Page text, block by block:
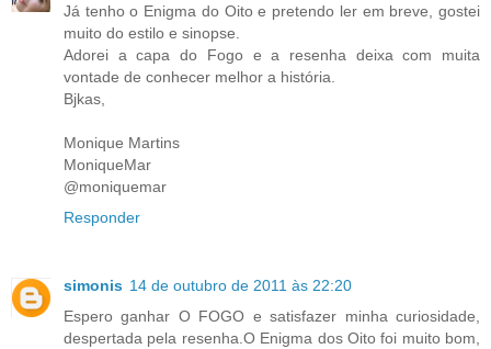
Já tenho o Enigma do Oito e pretendo ler em breve, gostei
muito do estilo e sinopse.
Adorei a capa do Fogo e a resenha deixa com muita
vontade de conhecer melhor a história.
Bjkas,
Monique Martins
MoniqueMar
@moniquemar
Responder
simonis 14 de outubro de 2011 às 22:20
Espero ganhar O FOGO e satisfazer minha curiosidade,
despertada pela resenha.O Enigma dos Oito foi muito bom,